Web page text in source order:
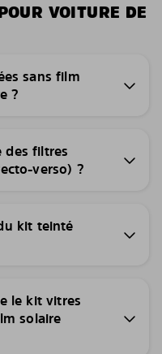
VOITURE DE
sans film
?
des filtres
verso) ?
kit teinté
le kit vitres
solaire